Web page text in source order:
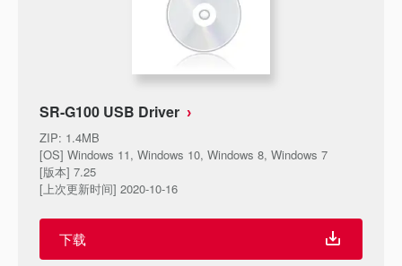
SR-G100 USB Driver
ZIP: 1.4MB
[OS] Windows 11, Windows 10, Windows 8, Windows 7
[版本] 7.25
[上次更新时间] 2020-10-16
下载